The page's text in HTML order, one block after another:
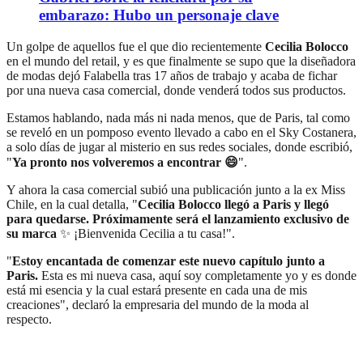
embarazo: Hubo un personaje clave
Un golpe de aquellos fue el que dio recientemente Cecilia Bolocco
en el mundo del retail, y es que finalmente se supo que la diseñadora
de modas dejó Falabella tras 17 años de trabajo y acaba de fichar
por una nueva casa comercial, donde venderá todos sus productos.
Estamos hablando, nada más ni nada menos, que de Paris, tal como
se reveló en un pomposo evento llevado a cabo en el Sky Costanera,
a solo días de jugar al misterio en sus redes sociales, donde escribió,
"Ya pronto nos volveremos a encontrar 😄".
Y ahora la casa comercial subió una publicación junto a la ex Miss
Chile, en la cual detalla, "Cecilia Bolocco llegó a Paris y llegó
para quedarse. Próximamente será el lanzamiento exclusivo de
su marca ✨ ¡Bienvenida Cecilia a tu casa!".
"Estoy encantada de comenzar este nuevo capítulo junto a
Paris. Esta es mi nueva casa, aquí soy completamente yo y es donde
está mi esencia y la cual estará presente en cada una de mis
creaciones", declaró la empresaria del mundo de la moda al
respecto.